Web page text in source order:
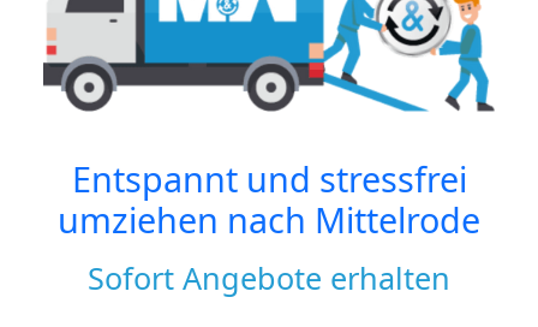
Entspannt und stressfrei
umziehen nach Mittelrode
Sofort Angebote erhalten